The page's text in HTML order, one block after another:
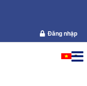
Đăng nhập